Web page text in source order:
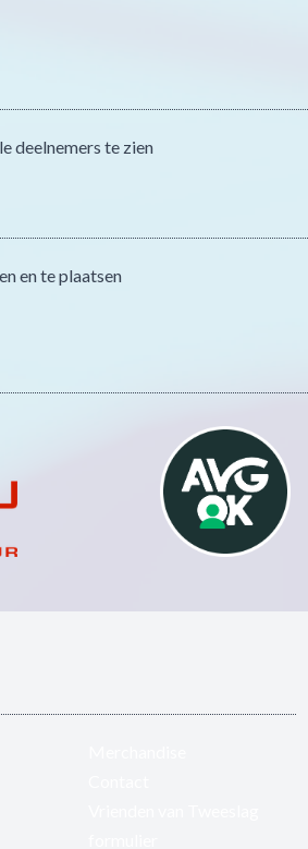
deelnemers te zien
en te plaatsen